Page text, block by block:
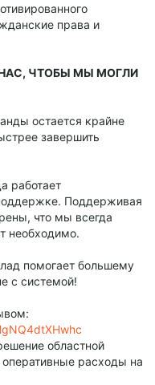
права и
ЧТОБЫ МЫ МОГЛИ
остается крайне
завершить
работает
Поддерживая
что мы всегда
необходимо.
помогает большему
с системой!
областной
расходы на